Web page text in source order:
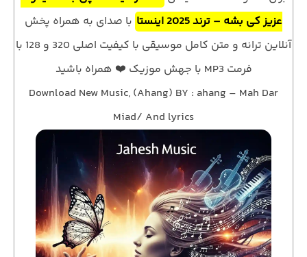
عزیز کی بشه – ترند 2025 اینستا
با صدای به همراه پخش
آنلاین ترانه و متن کامل موسیقی با کیفیت اصلی 320 و 128 با
فرمت MP3 با جهش موزیک ❤️ همراه باشید
Download New Music, (Ahang) BY : ahang – Mah Dar
Miad/ And lyrics